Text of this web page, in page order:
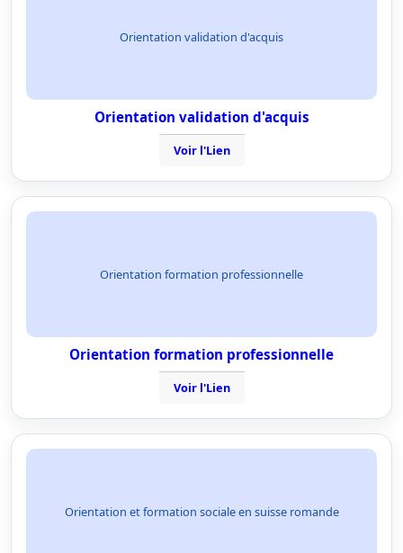
Orientation validation d'acquis
Orientation validation d'acquis
Voir l'Lien
Orientation formation professionnelle
Orientation formation professionnelle
Voir l'Lien
Orientation et formation sociale en suisse romande